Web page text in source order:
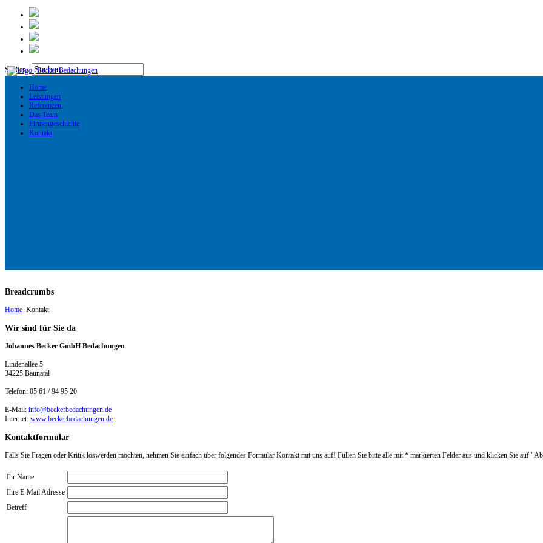
Suchen...
Home
Leistungen
Referenzen
Das Team
Firmengeschichte
Kontakt
Breadcrumbs
Home Kontakt
Wir sind für Sie da
Johannes Becker GmbH Bedachungen
Lindenallee 5
34225 Baunatal
Telefon: 05 61 / 94 95 20
E-Mail: info@beckerbedachungen.de
Internet: www.beckerbedachungen.de
Kontaktformular
Falls Sie Fragen oder Kritik loswerden möchten, nehmen Sie einfach über folgendes Formular Kontakt mit uns auf! Füllen Sie bitte alle mit * markierten Felder aus und klicken Sie auf
Ihr Name
Ihre E-Mail Adresse
Betreff